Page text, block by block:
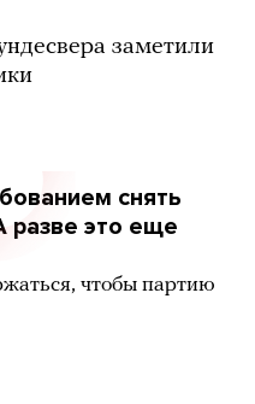
заметили
снять
разве это еще
чтобы партию